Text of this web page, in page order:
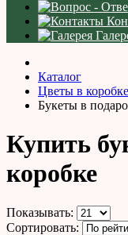
Каталог
Цветы в коробке
Букеты в
Купить
коробке
Показывать:
Сортировать: